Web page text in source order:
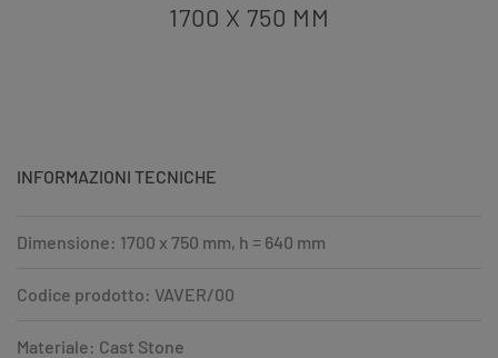
1700 X 750 MM
INFORMAZIONI TECNICHE
Dimensione: 1700 x 750 mm, h = 640 mm
Codice prodotto: VAVER/00
Materiale: Cast Stone